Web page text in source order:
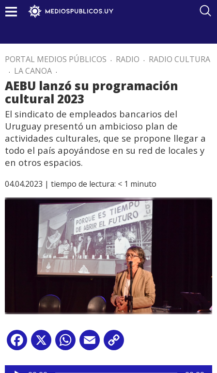
PORTAL MEDIOS PÚBLICOS . RADIO . RADIO CULTURA
. LA CANOA .
AEBU lanzó su programación
cultural 2023
El sindicato de empleados bancarios del
Uruguay presentó un ambicioso plan de
actividades culturales, que se propone llegar a
todo el país apoyándose en su red de locales y
en otros espacios.
04.04.2023 | tiempo de lectura: < 1 minuto
Facebook
X WhatsApp
Email
Reproductor